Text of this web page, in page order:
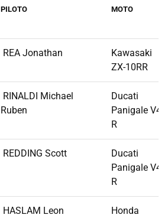
PILOTO MOTO
REA Jonathan
Kawasaki
ZX-10RR
RINALDI Michael
Ruben
Ducati
Panigale V4
R
REDDING Scott
Ducati
Panigale V4
R
HASLAM Leon
Honda